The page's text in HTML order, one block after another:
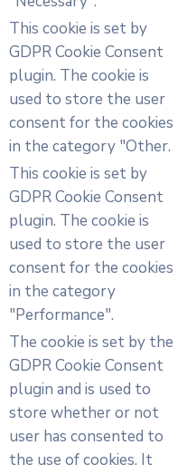
This cookie is set by
GDPR Cookie Consent
plugin. The cookie is
used to store the user
consent for the cookies
in the category "Other.
This cookie is set by
GDPR Cookie Consent
plugin. The cookie is
used to store the user
consent for the cookies
in the category
"Performance".
The cookie is set by the
GDPR Cookie Consent
plugin and is used to
store whether or not
user has consented to
the use of cookies. It